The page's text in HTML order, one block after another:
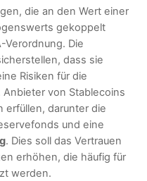
die an den Wert einer
gekoppelt
Verordnung. Die
dass sie
Risiken für die
von Stablecoins
erfüllen, darunter die
und eine
. Dies soll das Vertrauen
erhöhen, die häufig für
werden.